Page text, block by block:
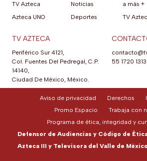
TV Azteca
Azteca UNO
Noticias
Deportes
a más +
TV
TV AZTECA
Periférico Sur 4121,
Col. Fuentes Del Pedregal, C.P.
14140,
Ciudad De México, México.
55 1720 1313
Aviso de privacidad Derechos
Promo Espacio
Trabaja con
Programa de ética, integridad y
Defensor de Audiencias y Código de
Azteca III y Televisora del Valle de México